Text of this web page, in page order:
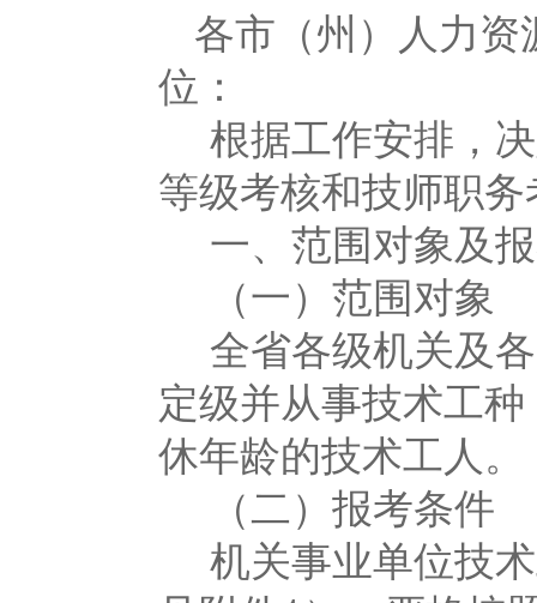
各市（州）人力
位：
根据工作安排，
等级考核和技师职
一、范围对象及
（一）范围对象
全省各级机关及
定级并从事技术工
休年龄的技术工人。
（二）报考条件
机关事业单位技